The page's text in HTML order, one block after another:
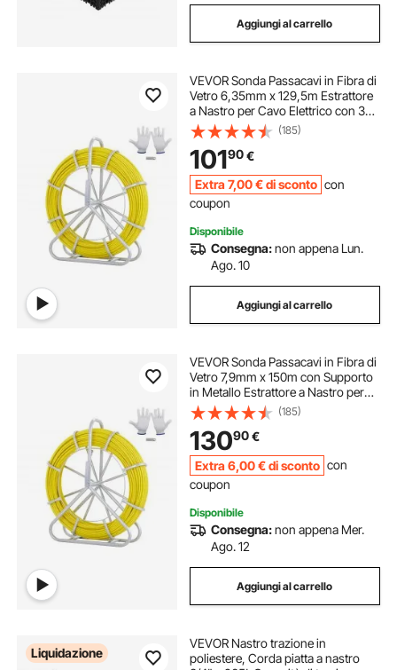
Aggiungi al carrello
VEVOR Sonda Passacavi in Fibra di
Vetro 6,35mm x 129,5m Estrattore
a Nastro per Cavo Elettrico con 3
Teste di Trazione e Supporto in
Metallo Strumento di Installazione
del Cavo Elettrico in Fiberglass
(185)
10190€
Extra 7,00 €di sconto con
coupon
Disponibile
Consegna:non appena Lun.
Ago. 10
Aggiungi al carrello
VEVOR Sonda Passacavi in Fibra di
Vetro 7,9mm x 150m con Supporto
in Metallo Estrattore a Nastro per
Cavo Elettrico con 2 Teste di
Trazione Strumento di Installazione
del Cavo Elettrico in Fiberglass
(185)
13090€
Extra 6,00 €di sconto con
coupon
Disponibile
Consegna:non appena Mer.
Ago. 12
Aggiungi al carrello
Liquidazione
VEVOR Nastro trazione in
poliestere, Corda piatta a nastro